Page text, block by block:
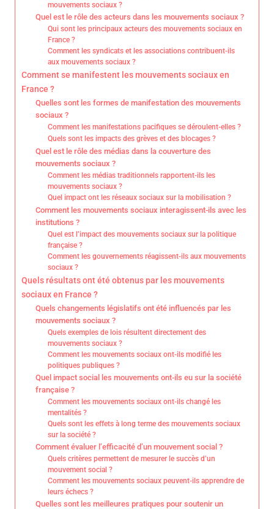
mouvements sociaux ?
Quel est le rôle des acteurs dans les mouvements sociaux ?
Qui sont les principaux acteurs des mouvements sociaux en
France ?
Comment les syndicats et les associations contribuent-ils
aux mouvements sociaux ?
Comment se manifestent les mouvements sociaux en
France ?
Quelles sont les formes de manifestation des mouvements
sociaux ?
Comment les manifestations pacifiques se déroulent-elles ?
Quels sont les impacts des grèves et des blocages ?
Quel est le rôle des médias dans la couverture des
mouvements sociaux ?
Comment les médias traditionnels rapportent-ils les
mouvements sociaux ?
Quel impact ont les réseaux sociaux sur la mobilisation ?
Comment les mouvements sociaux interagissent-ils avec les
institutions ?
Quel est l’impact des mouvements sociaux sur la politique
française ?
Comment les gouvernements réagissent-ils aux mouvements
sociaux ?
Quels résultats ont été obtenus par les mouvements
sociaux en France ?
Quels changements législatifs ont été influencés par les
mouvements sociaux ?
Quels exemples de lois résultent directement des
mouvements sociaux ?
Comment les mouvements sociaux ont-ils modifié les
politiques publiques ?
Quel impact social les mouvements ont-ils eu sur la société
française ?
Comment les mouvements sociaux ont-ils changé les
mentalités ?
Quels sont les effets à long terme des mouvements sociaux
sur la société ?
Comment évaluer l’efficacité d’un mouvement social ?
Quels critères permettent de mesurer le succès d’un
mouvement social ?
Comment les mouvements sociaux peuvent-ils apprendre de
leurs échecs ?
Quelles sont les meilleures pratiques pour soutenir un